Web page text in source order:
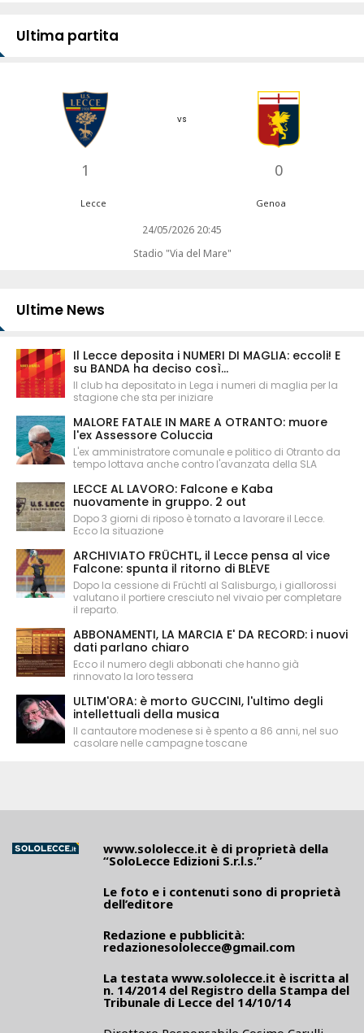
Ultima partita
1
vs
0
Lecce Genoa
24/05/2026 20:45
Stadio "Via del Mare"
Ultime News
Il Lecce deposita i NUMERI DI MAGLIA: eccoli! E
su BANDA ha deciso così...
Il club ha depositato in Lega i numeri di maglia per la
stagione che sta per iniziare
MALORE FATALE IN MARE A OTRANTO: muore
l'ex Assessore Coluccia
L'ex amministratore comunale e politico di Otranto da
tempo lottava anche contro l'avanzata della SLA
LECCE AL LAVORO: Falcone e Kaba
nuovamente in gruppo. 2 out
Dopo 3 giorni di riposo è tornato a lavorare il Lecce.
Ecco la situazione
ARCHIVIATO FRÜCHTL, il Lecce pensa al vice
Falcone: spunta il ritorno di BLEVE
Dopo la cessione di Früchtl al Salisburgo, i giallorossi
valutano il portiere cresciuto nel vivaio per completare
il reparto.
ABBONAMENTI, LA MARCIA E' DA RECORD: i nuovi
dati parlano chiaro
Ecco il numero degli abbonati che hanno già
rinnovato la loro tessera
ULTIM'ORA: è morto GUCCINI, l'ultimo degli
intellettuali della musica
Il cantautore modenese si è spento a 86 anni, nel suo
casolare nelle campagne toscane
www.sololecce.it è di proprietà della
“SoloLecce Edizioni S.r.l.s.”
Le foto e i contenuti sono di proprietà
dell’editore
Redazione e pubblicità:
redazionesololecce@gmail.com
La testata www.sololecce.it è iscritta al
n. 14/2014 del Registro della Stampa del
Tribunale di Lecce del 14/10/14